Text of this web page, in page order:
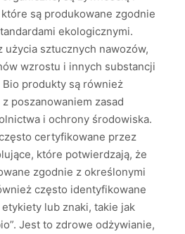
są produkowane zgodnie
ekologicznymi.
użycia sztucznych nawozów,
wzrostu i innych substancji
produkty są również
poszanowaniem zasad
i ochrony środowiska.
certyfikowane przez
które potwierdzają, że
zgodnie z określonymi
często identyfikowane
lub znaki, takie jak
Jest to zdrowe odżywianie,